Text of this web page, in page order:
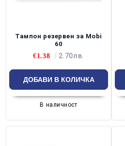
Тампон резервен за Mobi
60
€1.38
2.70лв.
В наличност